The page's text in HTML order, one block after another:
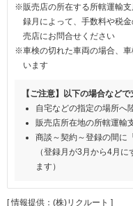
※販売店の所在する所轄運輸
録月によって、手数料や税
売店にお問合せください
※車検の切れた車両の場合、
います
【ご注意】以下の場合など
自宅などの指定の場所へ
販売店所在地の所轄運輸
商談～契約～登録の間に
（登録月が3月から4月
ます）
[ 情報提供：(株)リクルート ]